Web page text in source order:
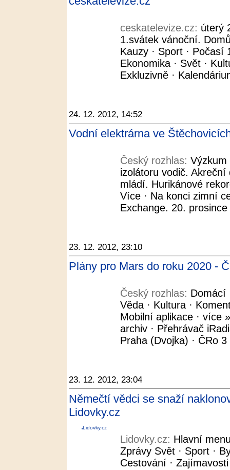
ceskatelevize.cz: úterý
1.svátek vánoční.
Kauzy · Sport · Počasí
Ekonomika · Svět ·
Exkluzivně ·
24. 12. 2012, 14:52
Vodní elektrárna ve
Český rozhlas: Výzkum
izolátoru vodič.
mládí. Hurikánové
Více · Na konci zimní
Exchange. 20.
23. 12. 2012, 23:10
Plány pro Mars do roku 2020 -
Český rozhlas: Domácí
Věda · Kultura ·
Mobilní aplikace · více
archiv · Přehrávač
Praha (Dvojka) · ČRo
23. 12. 2012, 23:04
Němečtí vědci se snaží
Lidovky.cz
Lidovky.cz
Lidovky.cz: Hlavní
Zprávy Svět · Sport ·
Cestování ·